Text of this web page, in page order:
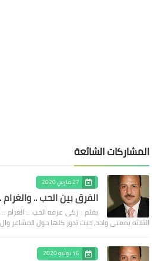
المشاركات الشائعة
27 مارس 2020
الفرق بين الحب ..
بقلم : زكى عرفه الحب .. الغرام
الثلاثه بمعنى واحد، حيث تدور كلها حول المشاعر
16 يوليو 2020